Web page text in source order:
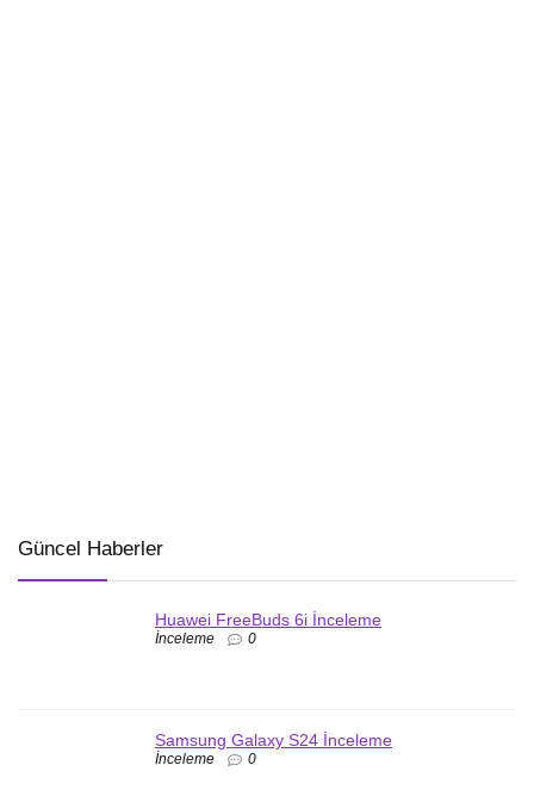
Güncel Haberler
Huawei FreeBuds 6i İnceleme
İnceleme 0
Samsung Galaxy S24 İnceleme
İnceleme 0